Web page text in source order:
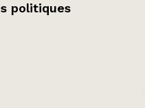
politiques